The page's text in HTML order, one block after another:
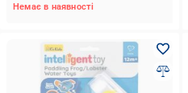
Немає в наявності